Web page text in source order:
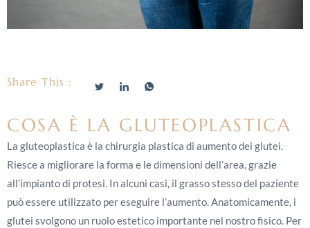
Share This :
COSA È LA GLUTEOPLASTICA
La gluteoplastica è la chirurgia plastica di aumento dei glutei.
Riesce a migliorare la forma e le dimensioni dell’area, grazie
all’impianto di protesi. In alcuni casi, il grasso stesso del paziente
può essere utilizzato per eseguire l’aumento. Anatomicamente, i
glutei svolgono un ruolo estetico importante nel nostro fisico. Per